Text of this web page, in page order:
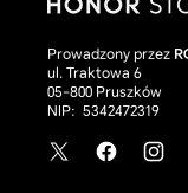
Prowadzony przez
ul. Traktowa 6
05-800 Pruszków
NIP: 5342472319
X
Facebook